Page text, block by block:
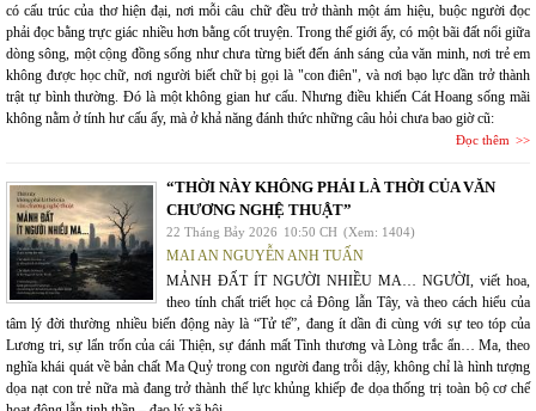
có cấu trúc của thơ hiện đại, nơi mỗi câu chữ đều trở thành một ám hiệu, buộc người đọc
phải đọc bằng trực giác nhiều hơn bằng cốt truyện. Trong thế giới ấy, có một bãi đất nổi giữa
dòng sông, một cộng đồng sống như chưa từng biết đến ánh sáng của văn minh, nơi trẻ em
không được học chữ, nơi người biết chữ bị gọi là "con điên", và nơi bạo lực dần trở thành
trật tự bình thường. Đó là một không gian hư cấu. Nhưng điều khiến Cát Hoang sống mãi
không nằm ở tính hư cấu ấy, mà ở khả năng đánh thức những câu hỏi chưa bao giờ cũ:
Đọc thêm
“THỜI NÀY KHÔNG PHẢI LÀ THỜI CỦA VĂN
CHƯƠNG NGHỆ THUẬT”
22 Tháng Bảy 2026 10:50 CH (Xem: 1404)
MAI AN NGUYỄN ANH TUẤN
MẢNH ĐẤT ÍT NGƯỜI NHIỀU MA… NGƯỜI, viết hoa,
theo tính chất triết học cả Đông lẫn Tây, và theo cách hiểu của
tâm lý đời thường nhiều biến động này là “Tử tế”, đang ít dần đi cùng với sự teo tóp của
Lương tri, sự lẩn trốn của cái Thiện, sự đánh mất Tình thương và Lòng trắc ẩn… Ma, theo
nghĩa khái quát về bản chất Ma Quỷ trong con người đang trỗi dậy, không chỉ là hình tượng
dọa nạt con trẻ nữa mà đang trở thành thế lực khủng khiếp đe dọa thống trị toàn bộ cơ chế